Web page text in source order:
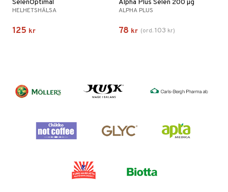
SelenOptimal
HELHETSHÄLSA
125 kr
Alpha Plus Selen 200 µg
ALPHA PLUS
78 kr (ord.103 kr)